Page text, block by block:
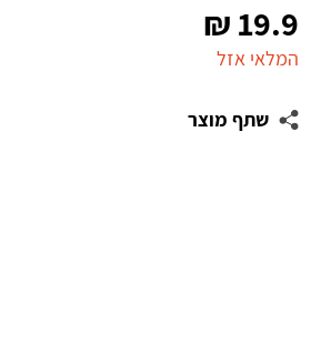
19.9
₪
המלאי אזל
שתף מוצר